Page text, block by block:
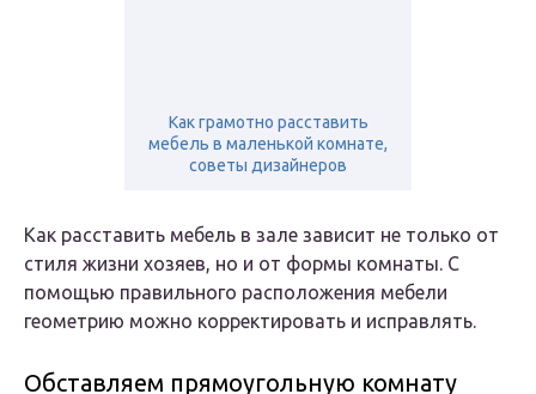
Как грамотно расставить
мебель в маленькой комнате,
советы дизайнеров
Как расставить мебель в зале зависит не только от
стиля жизни хозяев, но и от формы комнаты. С
помощью правильного расположения мебели
геометрию можно корректировать и исправлять.
Обставляем прямоугольную комнату